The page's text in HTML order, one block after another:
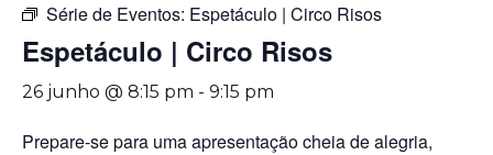
Série de Eventos: Espetáculo | Circo Risos
Espetáculo | Circo Risos
26 junho @ 8:15 pm - 9:15 pm
Prepare-se para uma apresentação cheia de alegria,